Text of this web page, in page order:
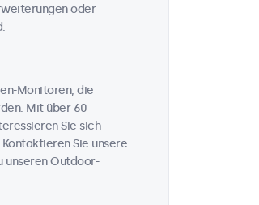
oder
Monitoren, die
Mit über 60
Sie sich
Sie unsere
unseren Outdoor-